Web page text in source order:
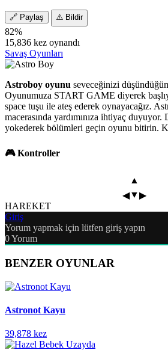
🔗 Paylaş ⚠️ Bildir
82%
15,836 kez oynandı
Savaş Oyunları
Astroboy oyunu seveceğinizi
Oyunumuza START GAME diyerek
space tuşu ile ateş ederek oynayacağız.
macerasında yardımınıza ihtiyaç duyuyor.
yokederek bölümleri geçin oyunu bitirin.
🎮 Kontroller
▲
◀▼▶
HAREKET
Giriş
Yorum yapmak için lütfen giriş yapın
0Yorum
BENZER OYUNLAR
Astronot Kayu
39,878 kez